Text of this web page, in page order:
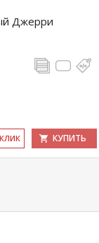
Джерри
КУПИТЬ